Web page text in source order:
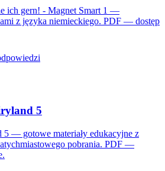
ich gern! - Magnet Smart 1 —
z języka niemieckiego. PDF — dostęp
5
5 — gotowe materiały edukacyjne z
pobrania. PDF —